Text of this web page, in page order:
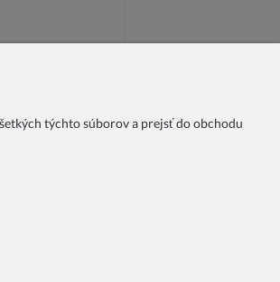
týchto súborov a prejsť do obchodu